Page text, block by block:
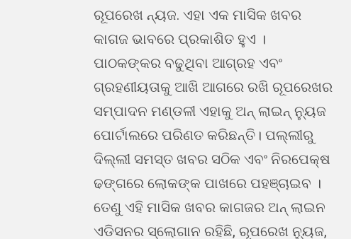
ରୂପରେଖ ନ୍ୟଜ. ଏହା ଏକ ମାସିକ ଖବର
କାଗଜ ଭାବରେ ପ୍ରକାଶିତ ହୁଏ ।
ପାଠକଙ୍କର ବଢୁଥିବା ଆଗ୍ରହ ଏବଂ
ଗ୍ରହଣୀୟତାକୁ ଆଖି ଆଗରେ ରଖି ରୂପରେଖର
ସମ୍ପାଦନ ମଣ୍ଡଳୀ ଏହାକୁ ଅନ୍ ଲାଇନ୍ ନ୍ୟୁଜ
ପୋର୍ଟାଲରେ ପରିଣତ କରିଛନ୍ତି। ପଲ୍ଲୀରୁ
ଦିଲ୍ଲୀ ସମସ୍ତ ଖବର ସଠିକ ଏବଂ ନିରପେକ୍ଷ
ଢଙ୍ଗରେ ଲୋକଙ୍କ ପାଖରେ ପହଞ୍ଚାଇବ ।
ତେଣୁ ଏହି ମାସିକ ଖବର କାଗଜର ଅନ୍ ଲାଇନ
ଏଡିସନର ସ୍ଲୋଗାନ ରହିଛି, ରୂପରେଖ ନ୍ୟୁଜ,